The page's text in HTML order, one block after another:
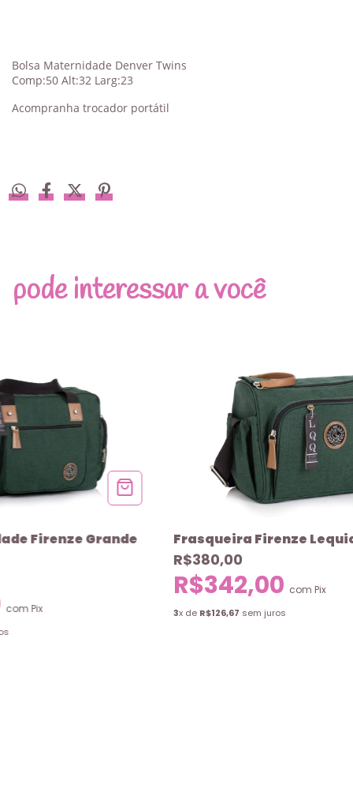
Bolsa Maternidade Denver Twins
Comp:50 Alt:32 Larg:23
Acompranha trocador portátil
pode interessar a você
Firenze Grande
com Pix
Frasqueira Firenze
R$380,00
R$342,00 com Pix
3x de R$126,67 sem juros